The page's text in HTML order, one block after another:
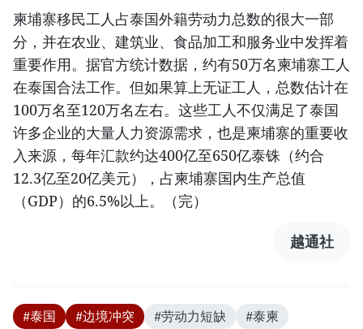
柬埔寨移民工人占泰国外籍劳动力总数的很大一部
分，并在农业、建筑业、食品加工和服务业中发挥着
重要作用。据官方统计数据，约有50万名柬埔寨工人
在泰国合法工作。但如果算上无证工人，总数估计在
100万名至120万名左右。这些工人不仅满足了泰国
许多企业的大量人力资源需求，也是柬埔寨的重要收
入来源，每年汇款约达400亿至650亿泰铢（约合
12.3亿至20亿美元），占柬埔寨国内生产总值
（GDP）的6.5%以上。（完）
越通社
#泰国 #边境冲突 #劳动力短缺 #泰柬